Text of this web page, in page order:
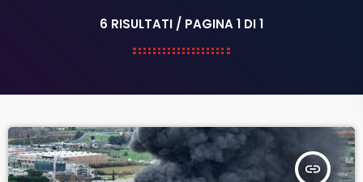
6 RISULTATI / PAGINA 1 DI 1
insert_link